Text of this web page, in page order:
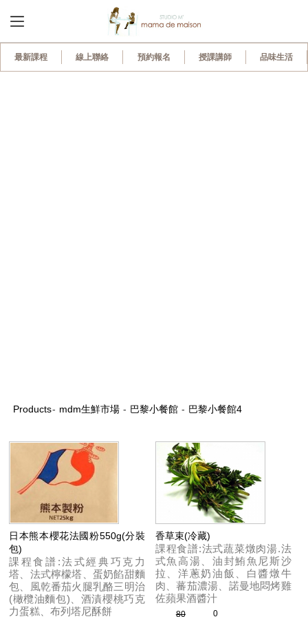
Products- mdm生鮮市場 - 巴黎小餐館 - 巴黎小餐館4
日本熊本櫻花法國粉550g(分裝
包)
課程食譜:法式經典巧克力
塔、法式檸檬塔、蛋奶餡甜麵
包、風乾番茄火腿乳酪三明治
(橄欖油麵包)、酒漬櫻桃巧克
力蛋糕、布列塔尼酥餅
香草束(冷藏)
課程食譜:法式蔬菜燉肉湯.法
式魚高湯、油封鮪魚尼斯沙
拉、洋蔥奶油飯、白醬燉牛
肉、蕃茄濃湯、諾曼地悶烤雞
佐蘋果酒醬汁
80 0
最新課程 線上聯絡 預約報名 授課講師 品味生活